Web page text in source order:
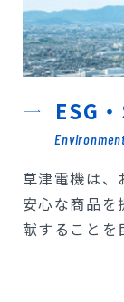
ESG
草津電機は、
安心な商品を
献することを